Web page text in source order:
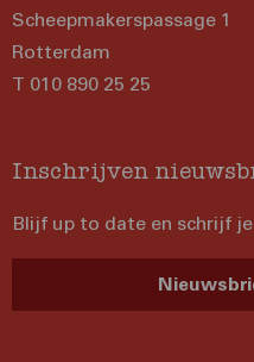
Scheepmakerspassage 1
Rotterdam
T 010 890 25 25
Inschrijven
Blijf up to date en schrijf